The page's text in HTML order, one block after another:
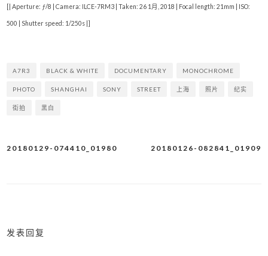
[| Aperture: ƒ/8 | Camera: ILCE-7RM3 | Taken: 26 1月, 2018 | Focal length: 21mm | ISO:
500 | Shutter speed: 1/250s |]
A7R3 BLACK & WHITE DOCUMENTARY MONOCHROME
PHOTO SHANGHAI SONY STREET 上海 照片 纪实
街拍 黑白
文
20180126-082841_01909
20180129-074410_01980
发表回复